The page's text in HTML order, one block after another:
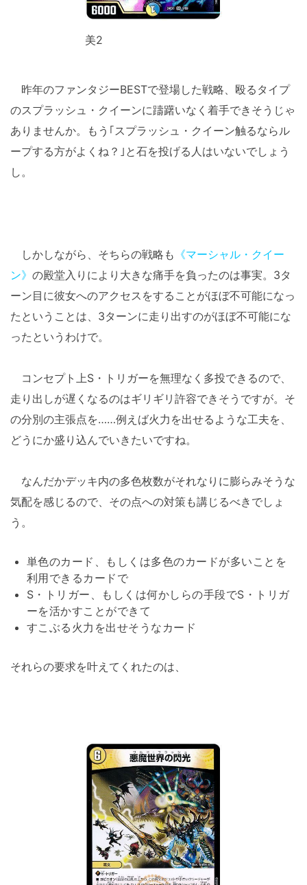
美2
昨年のファンタジーBESTで登場した戦略、殴るタイプ
のスプラッシュ・クイーンに躊躇いなく着手できそうじゃ
ありませんか。もう｢スプラッシュ・クイーン触るならル
ープする方がよくね？｣と石を投げる人はいないでしょう
し。
しかしながら、そちらの戦略も 《マーシャル・クイー
ン》 の殿堂入りにより大きな痛手を負ったのは事実。3タ
ーン目に彼女へのアクセスをすることがほぼ不可能になっ
たということは、3ターンに走り出すのがほぼ不可能にな
ったというわけで。
コンセプト上S・トリガーを無理なく多投できるので、
走り出しが遅くなるのはギリギリ許容できそうですが。そ
の分別の主張点を……例えば火力を出せるような工夫を、
どうにか盛り込んでいきたいですね。
なんだかデッキ内の多色枚数がそれなりに膨らみそうな
気配を感じるので、その点への対策も講じるべきでしょ
う。
単色のカード、もしくは多色のカードが多いことを
利用できるカードで
S・トリガー、もしくは何かしらの手段でS・トリガ
ーを活かすことができて
すこぶる火力を出せそうなカード
それらの要求を叶えてくれたのは、